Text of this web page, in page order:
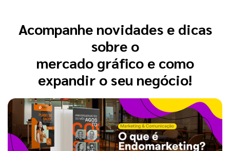
Acompanhe novidades e dicas
sobre o
mercado gráfico e como
expandir o seu negócio!